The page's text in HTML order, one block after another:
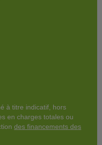
à titre indicatif, hors
en charges totales ou
des financements des